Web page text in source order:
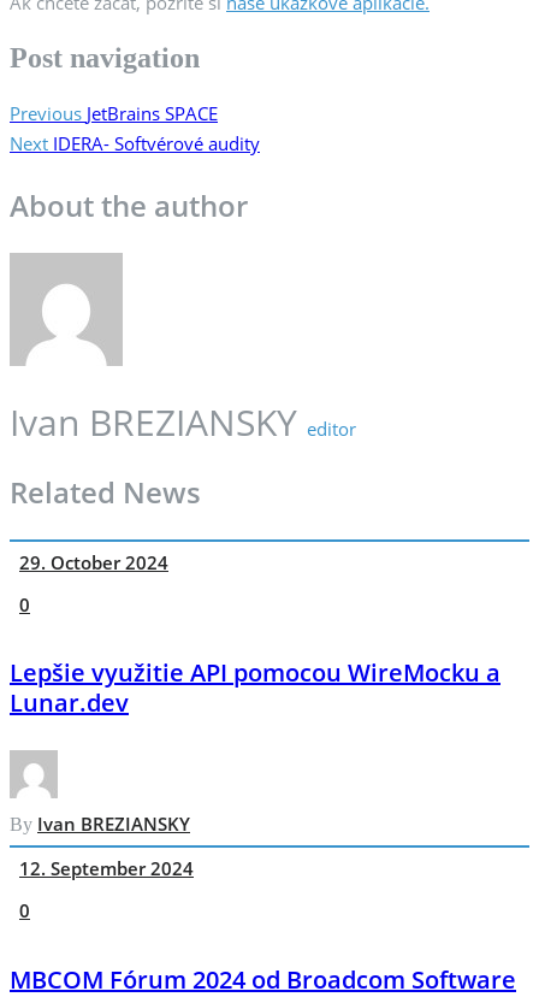
Post navigation
Previous JetBrains SPACE
Next IDERA- Softvérové audity
About the author
Ivan BREZIANSKY editor
Related News
29. October 2024
0
Lepšie využitie API pomocou WireMocku a
Lunar.dev
By Ivan BREZIANSKY
12. September 2024
0
MBCOM Fórum 2024 od Broadcom Software